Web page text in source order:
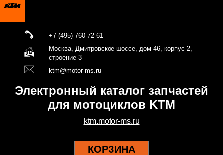
+7 (495) 760-72-61
Москва, Дмитровское шоссе, дом 46, корпус 2,
строение 3
ktm@motor-ms.ru
Электронный каталог запчастей
для мотоциклов KTM
ktm.motor-ms.ru
КОРЗИНА